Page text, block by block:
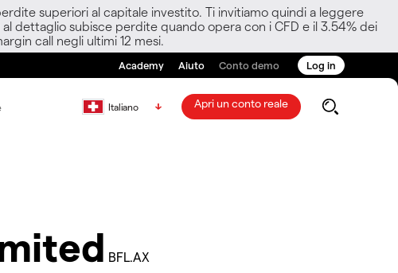
superiori al capitale investito. Ti invitiamo quindi a leggere
dettaglio subisce perdite quando opera con i CFD e il 3.54% dei
call negli ultimi 12 mesi.
Academy Aiuto Conto demo Log in
Italiano Apri un conto reale
BFL.AX